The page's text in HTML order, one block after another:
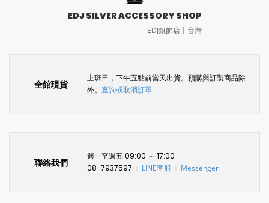
EDJ SILVER ACCESSORY SHOP
EDJ銀飾店〡台灣
全館現貨
上班日，下午五點前當天出貨。預購與訂製商品除
外。 查詢或取消訂單
聯絡我們
週一至週五 09:00 ～ 17:00
08-7937597
LINE客服 Messenger